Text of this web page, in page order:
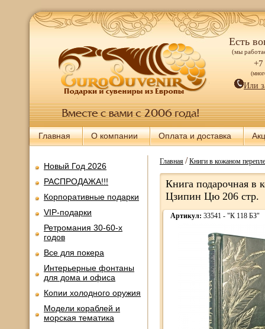
Есть
(мы
+7
Или
Главная О компании Оплата и доставка
Новый Год 2026
РАСПРОДАЖА!!!
Корпоративные подарки
VIP-подарки
Ретромания 30-60-х
годов
Все для покера
Интерьерные фонтаны
для дома и офиса
Копии холодного оружия
Модели кораблей и
морская тематика
Главная/Книги в кожаном
Книга подарочная в
Цзипин Цю 206 стр.
Артикул: 33541 - "К 118 БЗ"